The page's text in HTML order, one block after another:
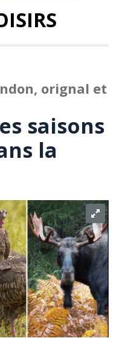
orignal et
saisons
la